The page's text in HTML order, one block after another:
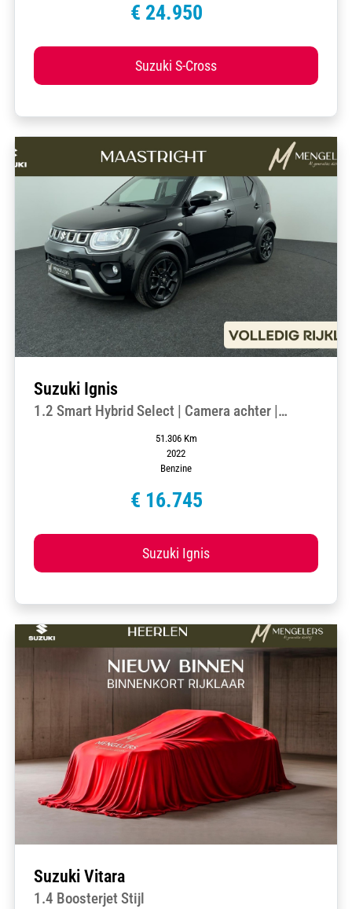
€ 24.950
Suzuki S-Cross
Suzuki Ignis
1.2 Smart Hybrid Select | Camera achter |
51.306 Km
2022
Benzine
€ 16.745
Suzuki Ignis
Suzuki Vitara
1.4 Boosterjet Stijl